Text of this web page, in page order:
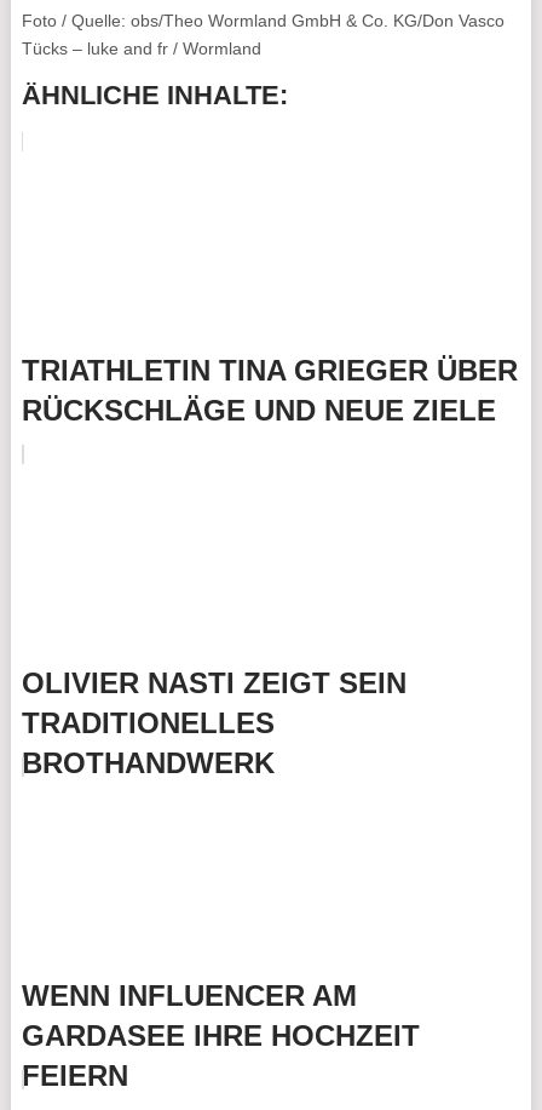
Foto / Quelle: obs/Theo Wormland GmbH & Co. KG/Don Vasco
Tücks – luke and fr / Wormland
ÄHNLICHE INHALTE:
TRIATHLETIN TINA GRIEGER ÜBER
RÜCKSCHLÄGE UND NEUE ZIELE
OLIVIER NASTI ZEIGT SEIN
TRADITIONELLES
BROTHANDWERK
WENN INFLUENCER AM
GARDASEE IHRE HOCHZEIT
FEIERN